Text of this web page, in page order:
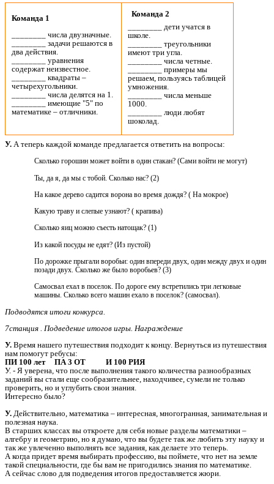
Команда 1
________ числа двузначные.
________ задачи решаются в
два действия.
________ уравнения
содержат неизвестное.
________ квадраты –
четырехугольники.
________ числа делятся на 1.
________ имеющие "5" по
математике – отличники.
Команда 2
________ дети учатся в
школе.
________ треугольники
имеют три угла.
________ числа четные.
________ примеры мы
решаем, пользуясь таблицей
умножения.
________ числа меньше
1000.
________ люди любят
шоколад.
У. А теперь каждой команде предлагается ответить на вопросы:
Сколько горошин может войти в один стакан? (Сами войти не могут)
Ты, да я, да мы с тобой. Сколько нас? (2)
На какое дерево садится ворона во время дождя? ( На мокрое)
Какую траву и слепые узнают? ( крапива)
Сколько яиц можно съесть натощак? (1)
Из какой посуды не едят? (Из пустой)
По дорожке прыгали воробьи: один впереди двух, один между двух и один
позади двух. Сколько же было воробьев? (3)
Самосвал ехал в поселок. По дороге ему встретились три легковые
машины. Сколько всего машин ехало в поселок? (самосвал).
Подводятся итоги конкурса.
7станция . Подведение итогов игры. Награждение
У. Время нашего путешествия подходит к концу. Вернуться из путешествия
нам помогут ребусы:
ПИ 100 лет ПА 3 ОТ И 100 РИЯ
У. - Я уверена, что после выполнения такого количества разнообразных
заданий вы стали еще сообразительнее, находчивее, сумели не только
проверить, но и углубить свои знания.
Интересно было?
У. Действительно, математика – интересная, многогранная, занимательная и
полезная наука.
В старших классах вы откроете для себя новые разделы математики –
алгебру и геометрию, но я думаю, что вы будете так же любить эту науку и
так же увлеченно выполнять все задания, как делаете это теперь.
А когда придет время выбирать профессию, вы поймете, что нет на земле
такой специальности, где бы вам не пригодились знания по математике.
А сейчас слово для подведения итогов предоставляется жюри.